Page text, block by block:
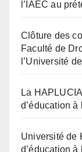
Faculté de
l’Université
d’éducation
d’éducation